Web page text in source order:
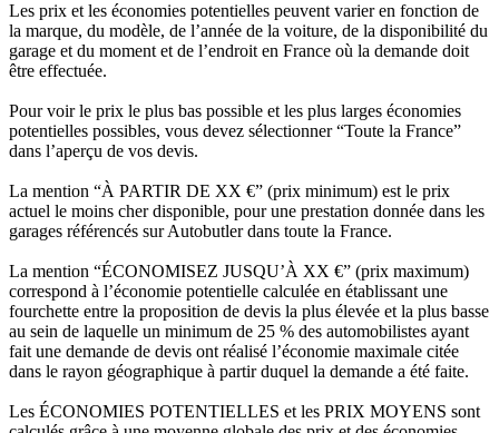
Les prix et les économies potentielles peuvent varier en fonction de
la marque, du modèle, de l’année de la voiture, de la disponibilité du
garage et du moment et de l’endroit en France où la demande doit
être effectuée.
Pour voir le prix le plus bas possible et les plus larges économies
potentielles possibles, vous devez sélectionner “Toute la France”
dans l’aperçu de vos devis.
La mention “À PARTIR DE XX €” (prix minimum) est le prix
actuel le moins cher disponible, pour une prestation donnée dans les
garages référencés sur Autobutler dans toute la France.
La mention “ÉCONOMISEZ JUSQU’À XX €” (prix maximum)
correspond à l’économie potentielle calculée en établissant une
fourchette entre la proposition de devis la plus élevée et la plus basse
au sein de laquelle un minimum de 25 % des automobilistes ayant
fait une demande de devis ont réalisé l’économie maximale citée
dans le rayon géographique à partir duquel la demande a été faite.
Les ÉCONOMIES POTENTIELLES et les PRIX MOYENS sont